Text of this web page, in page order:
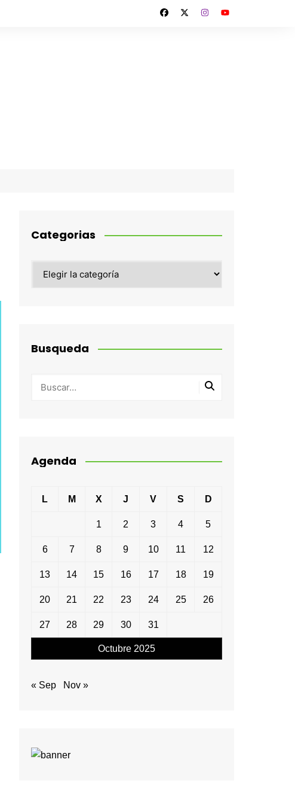
Categorias
Busqueda
Agenda
Octubre 2025
L M X J V S D
1 2 3 4 5
6 7 8 9 10 11 12
13 14 15 16 17 18 19
20 21 22 23 24 25 26
27 28 29 30 31
« Sep Nov »